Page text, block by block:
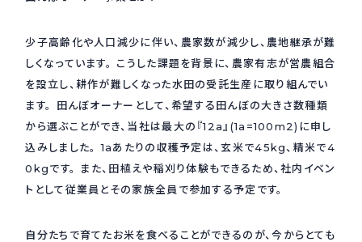
製品＆サービス Products&Service
研究開発 R&D
新着情報 News&Topics
採用情報
少子高齢化や人口減少に伴い、農家数が減少し、農地継承が難
しくなっています。 こうした課題を背景に、農家有志が営農組合
を設立し、耕作が難しくなった水田の受託生産に取り組んでい
ます。 田んぼオーナーとして、希望する田んぼの大きさ数種類
から選ぶことができ、当社は最大の『12a』(1a=100m2)に申し
込みしました。 1aあたりの収穫予定は、玄米で45kg、精米で4
0kgです。 また、田植えや稲刈り体験もできるため、社内イベン
トとして従業員とその家族全員で参加する予定です。
自分たちで育てたお米を食べることができるのが、今からとても